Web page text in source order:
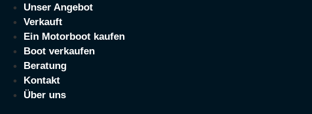
Zum
Inhalt
springen
Unser Angebot
Verkauft
Ein Motorboot kaufen
Boot verkaufen
Beratung
Kontakt
Über uns